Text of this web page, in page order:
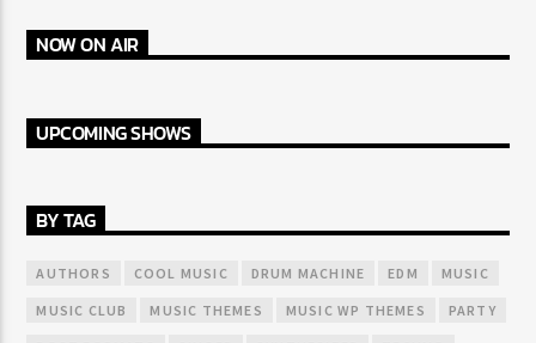
NOW ON AIR
UPCOMING SHOWS
BY TAG
AUTHORS COOL MUSIC DRUM MACHINE EDM MUSIC
MUSIC CLUB MUSIC THEMES MUSIC WP THEMES PARTY